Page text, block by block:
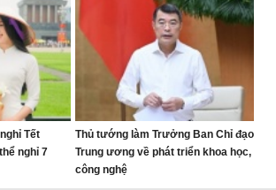
Tết
nghỉ 7
Thủ tướng làm Trưởng Ban Chỉ đạo
Trung ương về phát triển khoa học,
công nghệ